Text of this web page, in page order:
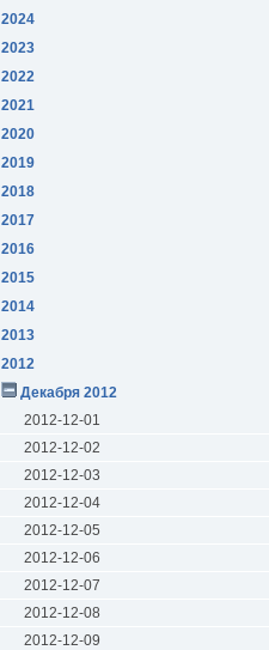
2024
2023
2022
2021
2020
2019
2018
2017
2016
2015
2014
2013
2012
Декабря 2012
2012-12-01
2012-12-02
2012-12-03
2012-12-04
2012-12-05
2012-12-06
2012-12-07
2012-12-08
2012-12-09